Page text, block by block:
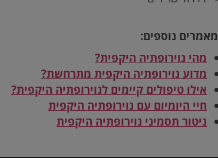
מאמרים נוספים:
מהי נוירופתיה היקפית?
מדוע נוירופתיה היקפית מתרחשת?
אילו טיפולים קיימים לנוירופתיה היקפית?
חיי היומיום עם נוירופתיה היקפית
ניטור תסמיני נוירופתיה היקפית